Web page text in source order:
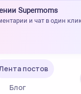
Supermoms
и чат в один
постов
Блог